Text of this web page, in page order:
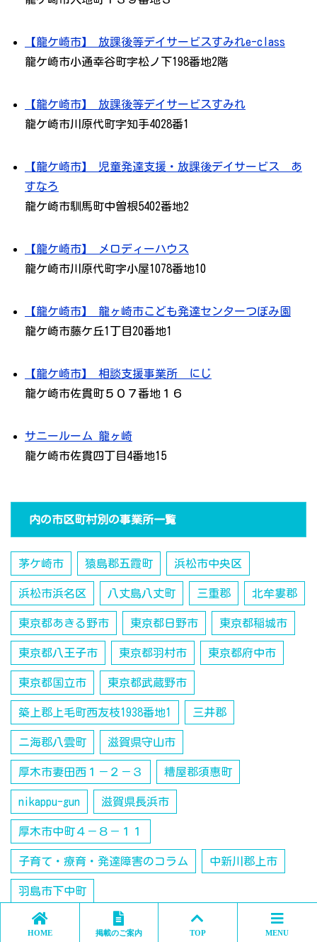
【龍ケ崎市】 放課後等デイサービスすみれe-class
龍ケ崎市小通幸谷町字松ノ下198番地2階
【龍ケ崎市】 放課後等デイサービスすみれ
龍ケ崎市川原代町字知手4028番1
【龍ケ崎市】 児童発達支援・放課後デイサービス あ
すなろ
龍ケ崎市馴馬町中曽根5402番地2
【龍ケ崎市】 メロディーハウス
龍ケ崎市川原代町字小屋1078番地10
【龍ケ崎市】 龍ヶ崎市こども発達センターつぼみ園
龍ケ崎市藤ケ丘1丁目20番地1
【龍ケ崎市】 相談支援事業所 にじ
龍ケ崎市佐貫町５０７番地１６
サニールーム 龍ヶ崎
龍ケ崎市佐貫四丁目4番地15
内の市区町村別の事業所一覧
茅ケ崎市 猿島郡五霞町 浜松市中央区
浜松市浜名区 八丈島八丈町 三重郡 北牟婁郡
東京都あきる野市 東京都日野市 東京都稲城市
東京都八王子市 東京都羽村市 東京都府中市
東京都国立市 東京都武蔵野市
築上郡上毛町西友枝1938番地1 三井郡
ニ海郡八雲町 滋賀県守山市
厚木市妻田西１－２－３ 糟屋郡須惠町
nikappu-gun 滋賀県長浜市
厚木市中町４－８－１１
子育て・療育・発達障害のコラム 中新川郡上市
羽島市下中町
児発管・保育士・児童指導員さんの仕事や現場のコラ
HOME 掲載のご案内 TOP MENU